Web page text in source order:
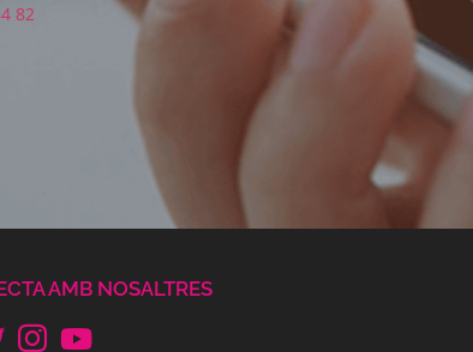
82
AMB NOSALTRES